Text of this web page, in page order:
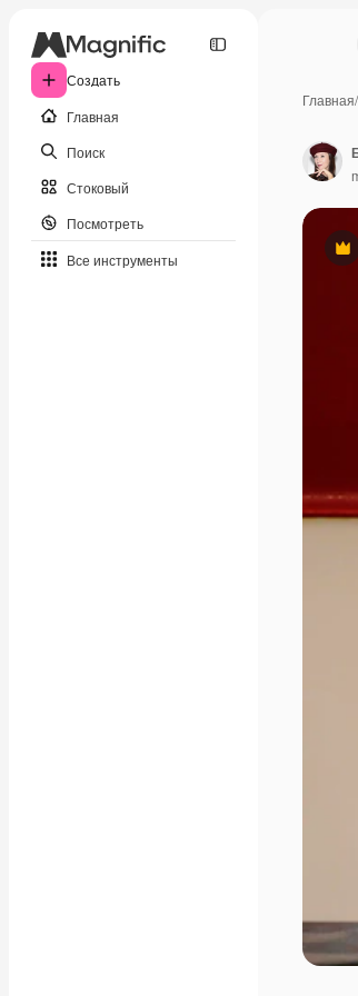
Создать
Главная
Поиск
Стоковый
Посмотреть
Все инструменты
Главная/